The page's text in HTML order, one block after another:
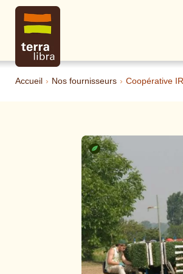
Accueil › Nos fournisseurs › Coopérative